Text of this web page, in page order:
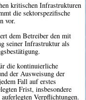
kritischen Infrastrukturen
die sektorspezifische
vor.
dem Betreiber den mit
seiner Infrastruktur als
die kontinuierliche
der Ausweisung der
Fall auf erstes
Frist, insbesondere
Verpflichtungen.